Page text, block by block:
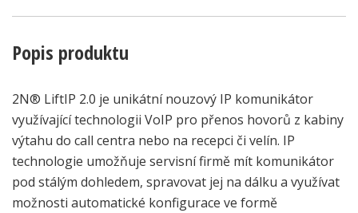
Popis produktu
2N® LiftIP 2.0 je unikátní nouzový IP komunikátor
využívající technologii VoIP pro přenos hovorů z kabiny
výtahu do call centra nebo na recepci či velín. IP
technologie umožňuje servisní firmě mít komunikátor
pod stálým dohledem, spravovat jej na dálku a využívat
možnosti automatické konfigurace ve formě